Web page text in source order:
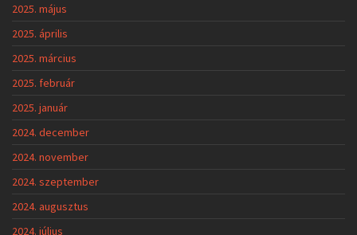
2025. május
2025. április
2025. március
2025. február
2025. január
2024. december
2024. november
2024. szeptember
2024. augusztus
2024. július